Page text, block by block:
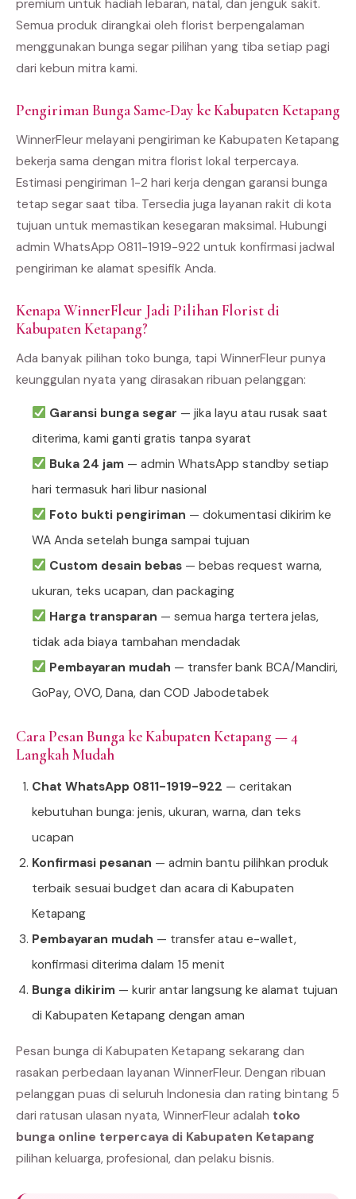
premium untuk hadiah lebaran, natal, dan jenguk sakit.
Semua produk dirangkai oleh florist berpengalaman
menggunakan bunga segar pilihan yang tiba setiap pagi
dari kebun mitra kami.
Pengiriman Bunga Same-Day ke Kabupaten Ketapang
WinnerFleur melayani pengiriman ke Kabupaten Ketapang
bekerja sama dengan mitra florist lokal terpercaya.
Estimasi pengiriman 1-2 hari kerja dengan garansi bunga
tetap segar saat tiba. Tersedia juga layanan rakit di kota
tujuan untuk memastikan kesegaran maksimal. Hubungi
admin WhatsApp 0811-1919-922 untuk konfirmasi jadwal
pengiriman ke alamat spesifik Anda.
Kenapa WinnerFleur Jadi Pilihan Florist di
Kabupaten Ketapang?
Ada banyak pilihan toko bunga, tapi WinnerFleur punya
keunggulan nyata yang dirasakan ribuan pelanggan:
Garansi bunga segar — jika layu atau rusak saat
diterima, kami ganti gratis tanpa syarat
Buka 24 jam— admin WhatsApp standby setiap
hari termasuk hari libur nasional
Foto bukti pengiriman — dokumentasi dikirim ke
WA Anda setelah bunga sampai tujuan
Custom desain bebas— bebas request warna,
ukuran, teks ucapan, dan packaging
Harga transparan — semua harga tertera jelas,
tidak ada biaya tambahan mendadak
Pembayaran mudah — transfer bank BCA/Mandiri,
GoPay, OVO, Dana, dan COD Jabodetabek
Cara Pesan Bunga ke Kabupaten Ketapang — 4
Langkah Mudah
Chat WhatsApp 0811-1919-922 — ceritakan
kebutuhan bunga: jenis, ukuran, warna, dan teks
ucapan
Konfirmasi pesanan — admin bantu pilihkan produk
terbaik sesuai budget dan acara di Kabupaten
Ketapang
Pembayaran mudah — transfer atau e-wallet,
konfirmasi diterima dalam 15 menit
Bunga dikirim — kurir antar langsung ke alamat tujuan
di Kabupaten Ketapang dengan aman
Pesan bunga di Kabupaten Ketapang sekarang dan
rasakan perbedaan layanan WinnerFleur. Dengan ribuan
pelanggan puas di seluruh Indonesia dan rating bintang 5
dari ratusan ulasan nyata, WinnerFleur adalah toko
bunga online terpercaya di Kabupaten Ketapang
pilihan keluarga, profesional, dan pelaku bisnis.